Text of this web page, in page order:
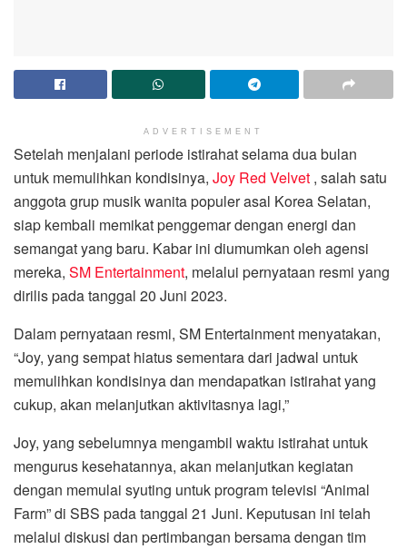
ADVERTISEMENT
Setelah menjalani periode istirahat selama dua bulan
untuk memulihkan kondisinya, Joy Red Velvet , salah satu
anggota grup musik wanita populer asal Korea Selatan,
siap kembali memikat penggemar dengan energi dan
semangat yang baru. Kabar ini diumumkan oleh agensi
mereka, SM Entertainment, melalui pernyataan resmi yang
dirilis pada tanggal 20 Juni 2023.
Dalam pernyataan resmi, SM Entertainment menyatakan,
“Joy, yang sempat hiatus sementara dari jadwal untuk
memulihkan kondisinya dan mendapatkan istirahat yang
cukup, akan melanjutkan aktivitasnya lagi,”
Joy, yang sebelumnya mengambil waktu istirahat untuk
mengurus kesehatannya, akan melanjutkan kegiatan
dengan memulai syuting untuk program televisi “Animal
Farm” di SBS pada tanggal 21 Juni. Keputusan ini telah
melalui diskusi dan pertimbangan bersama dengan tim